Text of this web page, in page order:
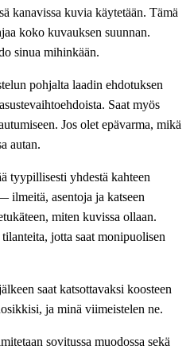
kanavissa kuvia käytetään. Tämä
koko kuvauksen suunnan.
sinua mihinkään.
pohjalta laadin ehdotuksen
Saat myös
Jos olet epävarma, mikä
autan.
tyypillisesti yhdestä kahteen
ilmeitä, asentoja ja katseen
miten kuvissa ollaan.
jotta saat monipuolisen
saat katsottavaksi koosteen
ja minä viimeistelen ne.
sovitussa muodossa sekä